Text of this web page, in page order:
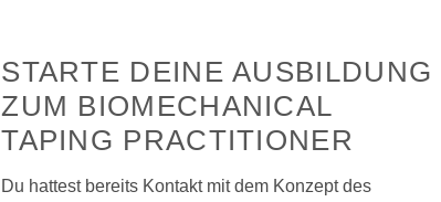
STARTE DEINE AUSBILDUNG
ZUM BIOMECHANICAL
TAPING PRACTITIONER
Du hattest bereits Kontakt mit dem Konzept des